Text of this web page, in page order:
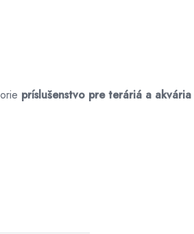
príslušenstvo pre teráriá a akvária